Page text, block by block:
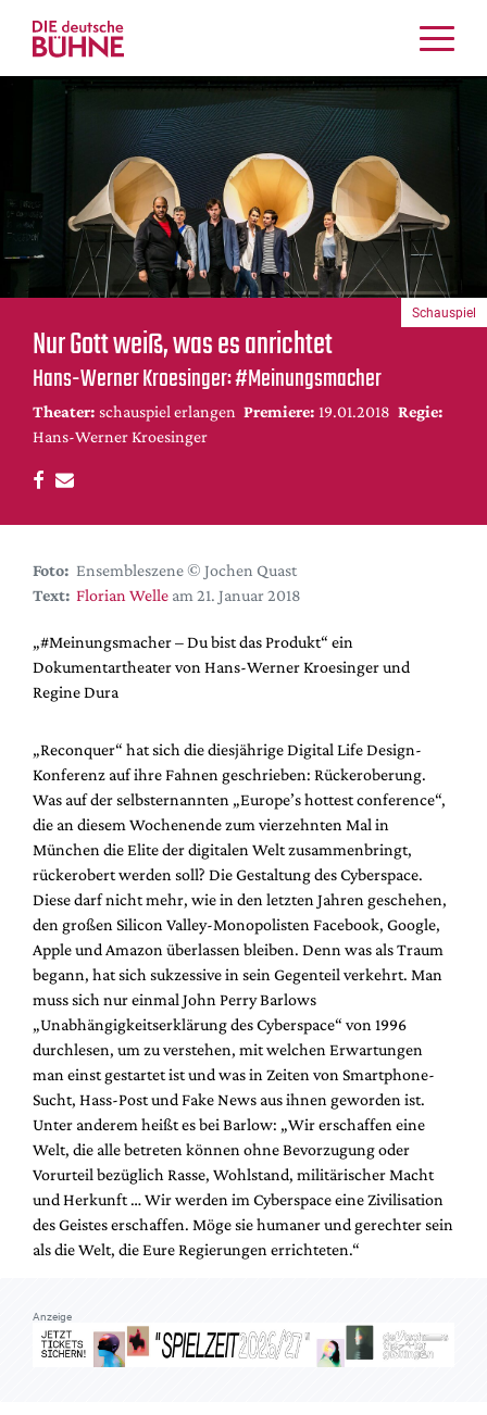
Kritiken
Schauspiel
Musiktheater
Crossover
Bühnenwelt
Festivals & Veranstaltungen
Menschen & Theater
Themen
Internationales
Nachrufe
DdB-map
Premierensuche
Festival-Planer
Hefte
Alle Hefte
Podcast
Service
Shop / Abo
Newsletter
Redaktion
Autor:innen
Partner
Mediadaten
Suche
Nur Gott weiß, was es anrichtet
Hans-Werner Kroesinger: #Meinungs­macher
Theater: schauspiel erlangen Premiere: 19.01.2018 Regie:
Hans-Werner Kroesinger
Schauspiel
Foto: Ensembleszene © Jochen Quast
Text: Florian Welle am 21. Januar 2018
„#Meinungs­macher – Du bist das Produkt“ ein
Dokumentartheater von Hans-Werner Kroesinger und
Regine Dura
„Reconquer“ hat sich die diesjährige Digital Life Design-
Konferenz auf ihre Fahnen geschrieben: Rückeroberung.
Was auf der selbsternannten „Europe’s hottest conference“,
die an diesem Wochenende zum vierzehnten Mal in
München die Elite der digitalen Welt zusammenbringt,
rückerobert werden soll? Die Gestaltung des Cyberspace.
Diese darf nicht mehr, wie in den letzten Jahren geschehen,
den großen Silicon Valley-Monopolisten Facebook, Google,
Apple und Amazon überlassen bleiben. Denn was als Traum
begann, hat sich sukzessive in sein Gegenteil verkehrt. Man
muss sich nur einmal John Perry Barlows
„Unabhängigkeitserklärung des Cyberspace“ von 1996
durchlesen, um zu verstehen, mit welchen Erwartungen
man einst gestartet ist und was in Zeiten von Smartphone-
Sucht, Hass-Post und Fake News aus ihnen geworden ist.
Unter anderem heißt es bei Barlow: „Wir erschaffen eine
Welt, die alle betreten können ohne Bevorzugung oder
Vorurteil bezüglich Rasse, Wohlstand, militärischer Macht
und Herkunft … Wir werden im Cyberspace eine Zivilisation
des Geistes erschaffen. Möge sie humaner und gerechter sein
als die Welt, die Eure Regierungen errichteten.“
Anzeige